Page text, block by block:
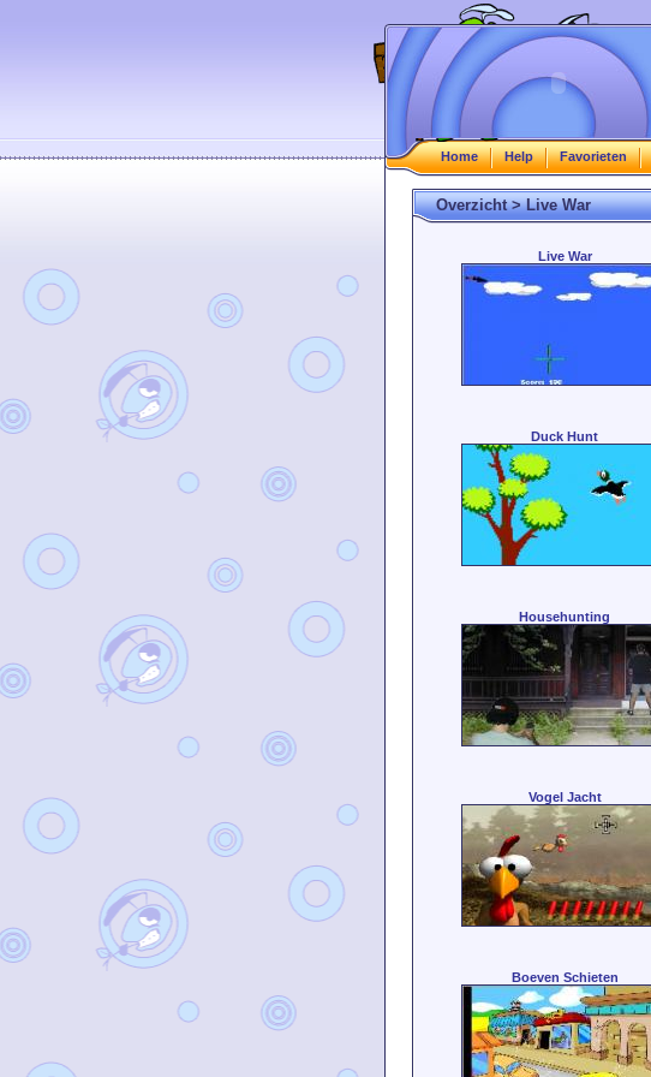
Home Help Favorieten
Overzicht > Live War
Live War
Duck Hunt
Househunting
Vogel Jacht
Boeven Schieten